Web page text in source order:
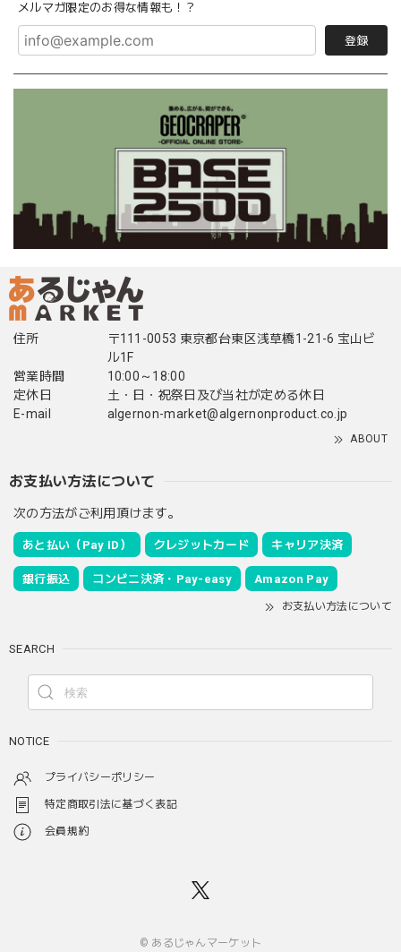
メルマガ限定のお得な情報も！？
登録
住所
〒111-0053 東京都台東区浅草橋1-21-6 宝山ビ
ル1F
営業時間
10:00～18:00
定休日
土・日・祝祭日及び当社が定める休日
E-mail
algernon-market@algernonproduct.co.jp
ABOUT
お支払い方法について
次の方法がご利用頂けます。
あと払い（Pay ID） クレジットカード キャリア決済
銀行振込 コンビニ決済・Pay-easy Amazon Pay
お支払い方法について
SEARCH
NOTICE
プライバシーポリシー
特定商取引法に基づく表記
会員規約
© あるじゃんマーケット